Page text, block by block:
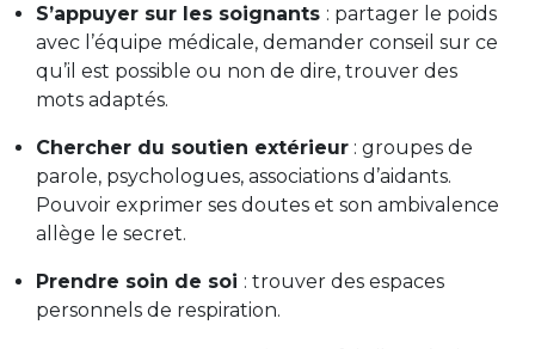
S’appuyer sur les soignants : partager le poids
avec l’équipe médicale, demander conseil sur ce
qu’il est possible ou non de dire, trouver des
mots adaptés.
Chercher du soutien extérieur : groupes de
parole, psychologues, associations d’aidants.
Pouvoir exprimer ses doutes et son ambivalence
allège le secret.
Prendre soin de soi : trouver des espaces
personnels de respiration.